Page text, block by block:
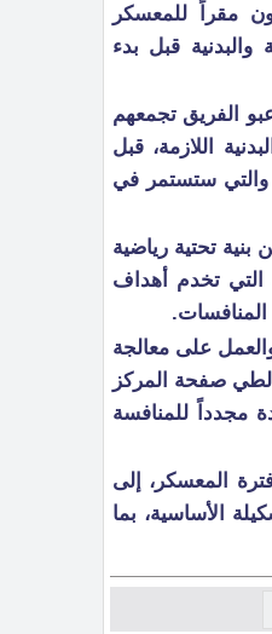
مقراً للمعسكر
قبل بدء
الفريق تجمعهم
والبدنية اللازمة، قبل
والتي ستستمر في
بنية تحتية رياضية
التي تخدم أهداف
على معالجة
لطي صفحة المركز
أنهاه برصيد 55 نقطة، والعودة مجدداً للمنافسة
المعسكر، إلى
الأساسية، بما